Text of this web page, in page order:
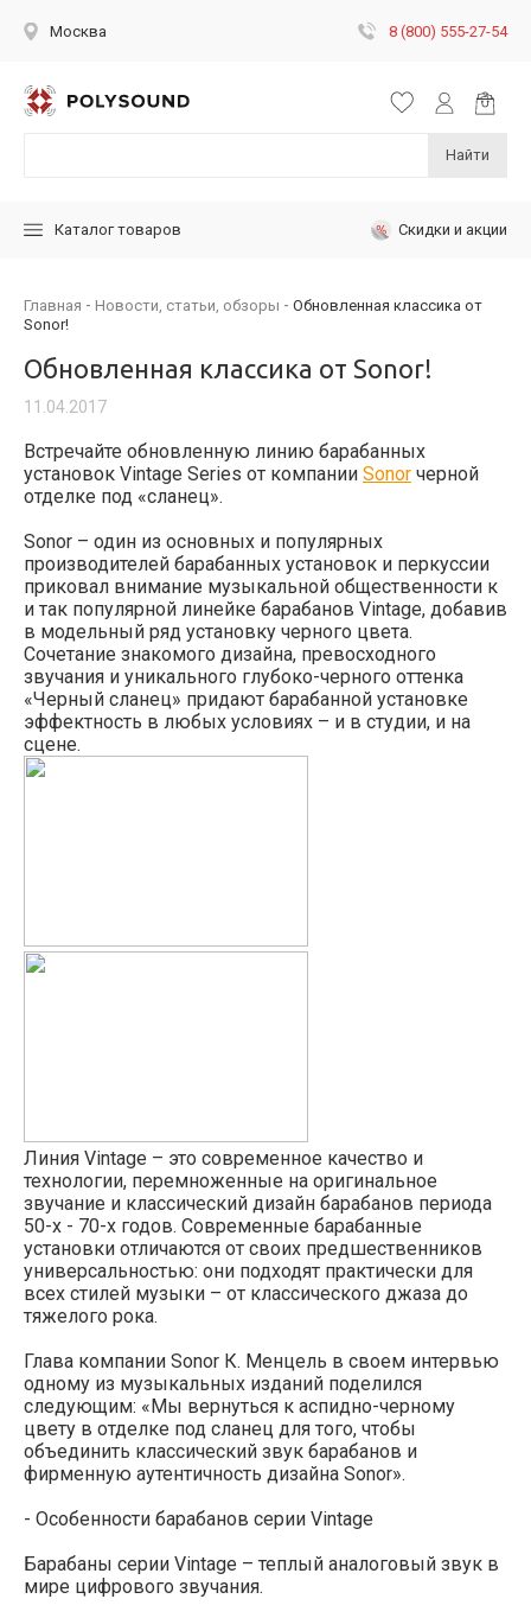
Москва 8 (800) 555-27-54
Найти
Каталог товаров Скидки и акции
Главная Новости, статьи, обзоры
Обновленная классика от
Sonor!
Обновленная классика от Sonor!
11.04.2017
Встречайте обновленную линию барабанных
установок Vintage Series от компании Sonor черной
отделке под «сланец».
Sonor – один из основных и популярных
производителей барабанных установок и перкуссии
приковал внимание музыкальной общественности к
и так популярной линейке барабанов Vintage, добавив
в модельный ряд установку черного цвета.
Сочетание знакомого дизайна, превосходного
звучания и уникального глубоко-черного оттенка
«Черный сланец» придают барабанной установке
эффектность в любых условиях – и в студии, и на
сцене.
Линия Vintage – это современное качество и
технологии, перемноженные на оригинальное
звучание и классический дизайн барабанов периода
50-х - 70-х годов. Современные барабанные
установки отличаются от своих предшественников
универсальностью: они подходят практически для
всех стилей музыки – от классического джаза до
тяжелого рока.
Глава компании Sonor К. Менцель в своем интервью
одному из музыкальных изданий поделился
следующим: «Мы вернуться к аспидно-черному
цвету в отделке под сланец для того, чтобы
объединить классический звук барабанов и
фирменную аутентичность дизайна Sonor».
- Особенности барабанов серии Vintage
Барабаны серии Vintage – теплый аналоговый звук в
мире цифрового звучания.